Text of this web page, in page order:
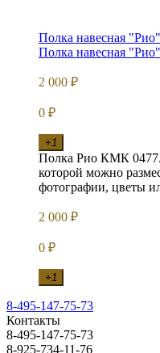
Полка навесная
Полка навесная
2 000 ₽
0 ₽
+1
Полка Рио КМК
которой можно
фотографии, цветы
2 000 ₽
0 ₽
+1
8-495-147-75-73
Контакты
8-495-147-75-73
8-925-734-11-76